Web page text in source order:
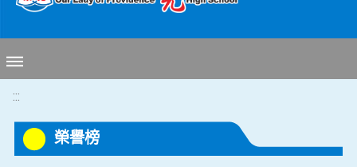
:::
榮譽榜